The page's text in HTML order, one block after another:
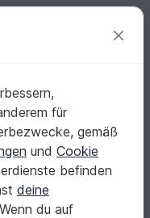
Kostenlos registrieren
& Poncho
für
gemäß
und Cookie
befinden
deine
du auf